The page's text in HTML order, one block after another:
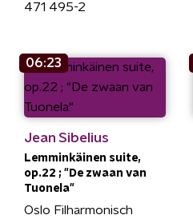
471 495-2
06:23
Jean Sibelius
Lemminkäinen suite,
op.22 ; "De zwaan van
Tuonela"
Oslo Filharmonisch